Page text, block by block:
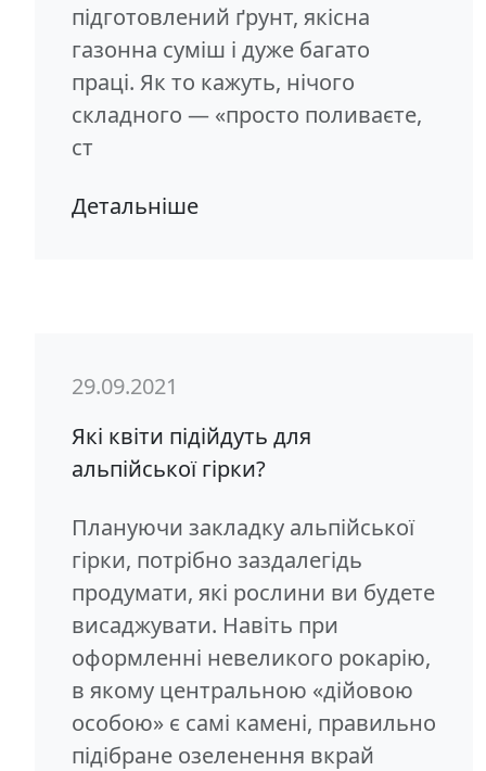
підготовлений ґрунт, якісна
газонна суміш і дуже багато
праці. Як то кажуть, нічого
складного — «просто поливаєте,
ст
Детальніше
29.09.2021
Які квіти підійдуть для
альпійської гірки?
Плануючи закладку альпійської
гірки, потрібно заздалегідь
продумати, які рослини ви будете
висаджувати. Навіть при
оформленні невеликого рокарію,
в якому центральною «дійовою
особою» є самі камені, правильно
підібране озеленення вкрай